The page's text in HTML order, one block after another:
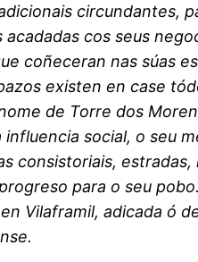
circundantes,
cos seus
coñeceran nas súas
existen en case
de Torre dos
social, o seu
consistoriais,
para o seu
Vilaframil, adicada ó